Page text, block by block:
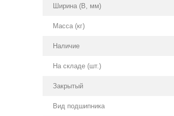
Ширина (B, мм)
Масса (кг)
Наличие
На складе (шт.)
Закрытый
Вид подшипника